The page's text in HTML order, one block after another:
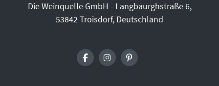
Die Weinquelle GmbH - Langbaurghstraße 6,
53842 Troisdorf, Deutschland